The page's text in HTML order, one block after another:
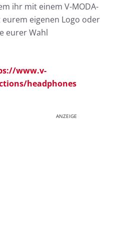
ihr mit einem V-MODA-
eigenen Logo oder
eurer Wahl
www.v-
headphones
ANZEIGE